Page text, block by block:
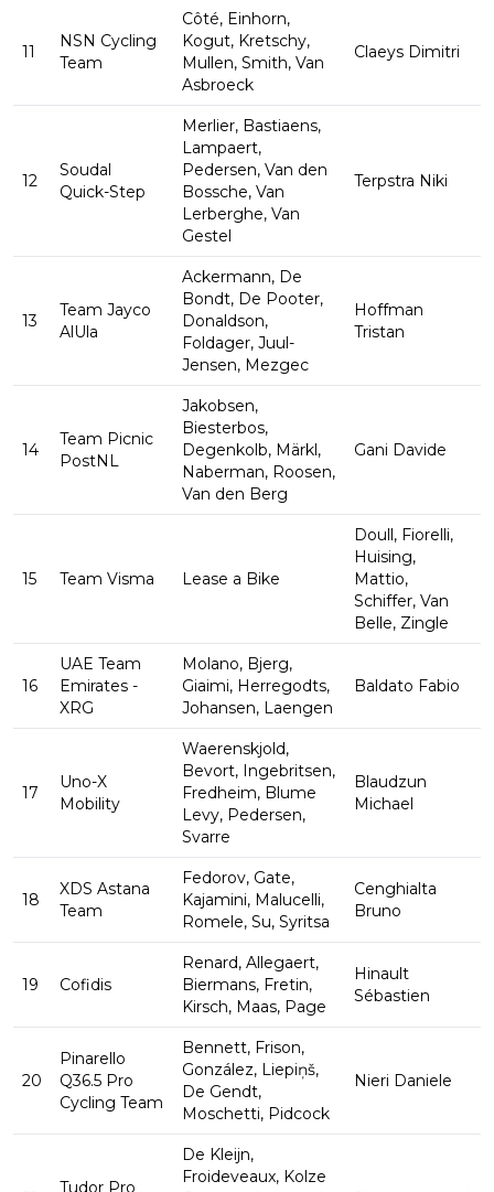
11
NSN Cycling
Team
Côté, Einhorn,
Kogut, Kretschy,
Mullen, Smith, Van
Asbroeck
Claeys Dimitri
12
Soudal
Quick-Step
Merlier, Bastiaens,
Lampaert,
Pedersen, Van den
Bossche, Van
Lerberghe, Van
Gestel
Terpstra Niki
13
Team Jayco
AlUla
Ackermann, De
Bondt, De Pooter,
Donaldson,
Foldager, Juul-
Jensen, Mezgec
Hoffman
Tristan
14
Team Picnic
PostNL
Jakobsen,
Biesterbos,
Degenkolb, Märkl,
Naberman, Roosen,
Van den Berg
Gani Davide
15 Team Visma Lease a Bike
Doull, Fiorelli,
Huising,
Mattio,
Schiffer, Van
Belle, Zingle
16
UAE Team
Emirates -
XRG
Molano, Bjerg,
Giaimi, Herregodts,
Johansen, Laengen
Baldato Fabio
17
Uno-X
Mobility
Waerenskjold,
Bevort, Ingebritsen,
Fredheim, Blume
Levy, Pedersen,
Svarre
Blaudzun
Michael
18
XDS Astana
Team
Fedorov, Gate,
Kajamini, Malucelli,
Romele, Su, Syritsa
Cenghialta
Bruno
19 Cofidis
Renard, Allegaert,
Biermans, Fretin,
Kirsch, Maas, Page
Hinault
Sébastien
20
Pinarello
Q36.5 Pro
Cycling Team
Bennett, Frison,
González, Liepiņš,
De Gendt,
Moschetti, Pidcock
Nieri Daniele
Tudor Pro
De Kleijn,
Froideveaux, Kolze